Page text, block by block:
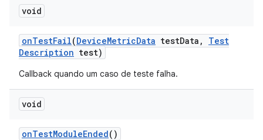
void
onTestFail(DeviceMetricData testData ,
Test
Description test)
Callback quando um caso de teste falha.
void
onTestModuleEnded()